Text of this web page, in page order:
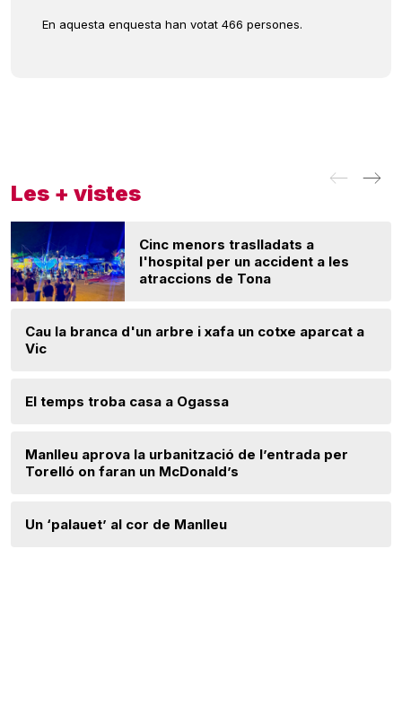
En aquesta enquesta han votat 466 persones.
Les + vistes
Cinc menors traslladats a
l'hospital per un accident a les
atraccions de Tona
Cau la branca d'un arbre i xafa un cotxe aparcat a
Vic
El temps troba casa a Ogassa
Manlleu aprova la urbanització de l’entrada per
Torelló on faran un McDonald’s
Un ‘palauet’ al cor de Manlleu